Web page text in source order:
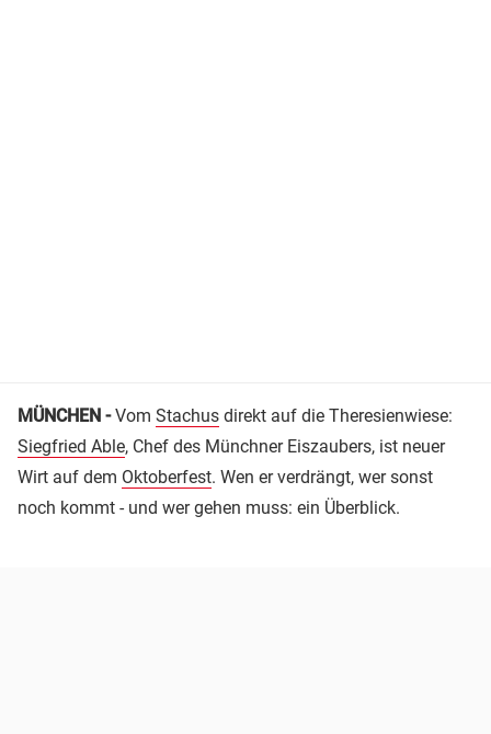
MÜNCHEN -Vom Stachus direkt auf die Theresienwiese:
Siegfried Able, Chef des Münchner Eiszaubers, ist neuer
Wirt auf dem Oktoberfest. Wen er verdrängt, wer sonst
noch kommt - und wer gehen muss: ein Überblick.